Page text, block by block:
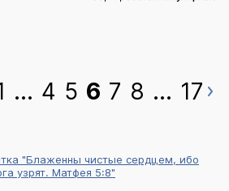
... 4 5 6 7 8 ... 17
"Блаженны чистые сердцем, ибо
узрят. Матфея 5:8"